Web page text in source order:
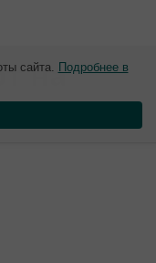
на
сайта. Подробнее в